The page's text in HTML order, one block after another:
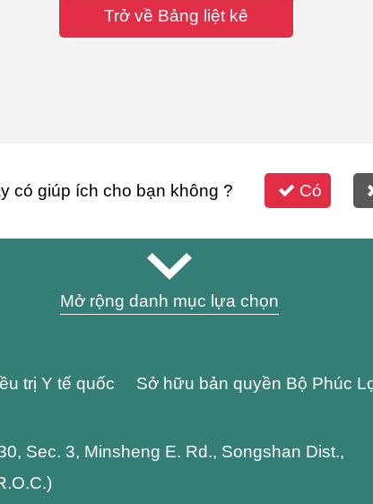
Trở về Bảng liệt kê
có giúp ích cho bạn không ? Có
Mở rộng danh mục lựa chọn
trị Y tế quốc Sở hữu bản quyền Bộ Phúc
Sec. 3, Minsheng E. Rd., Songshan Dist.,